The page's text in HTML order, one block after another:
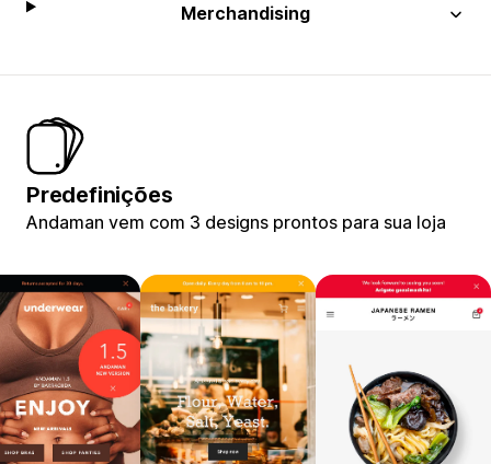
Merchandising
Predefinições
Andaman vem com 3 designs prontos para sua loja